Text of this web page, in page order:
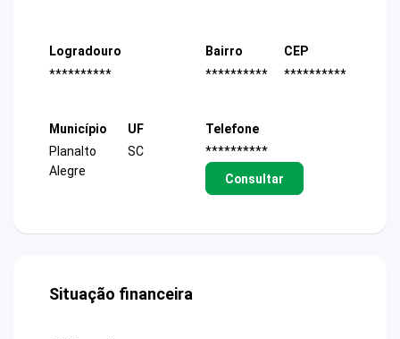
Logradouro
**********
Bairro
**********
CEP
**********
Município
Planalto
Alegre
UF
SC
Telefone
**********
Consultar
Situação financeira